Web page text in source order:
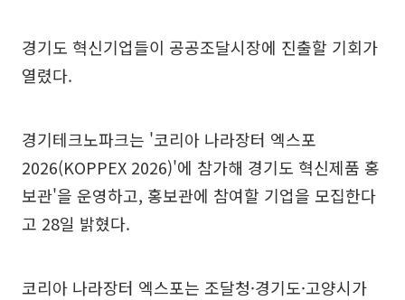
경기도 혁신기업들이 공공조달시장에 진출할 기회가
열렸다.
경기테크노파크는 '코리아 나라장터 엑스포
2026(KOPPEX 2026)'에 참가해 경기도 혁신제품 홍
보관'을 운영하고, 홍보관에 참여할 기업을 모집한다
고 28일 밝혔다.
코리아 나라장터 엑스포는 조달청·경기도·고양시가